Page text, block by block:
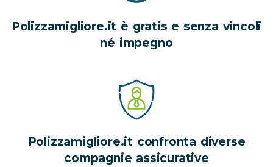
Polizzamigliore.it è gratis e senza vincoli
né impegno
Polizzamigliore.it confronta diverse
compagnie assicurative